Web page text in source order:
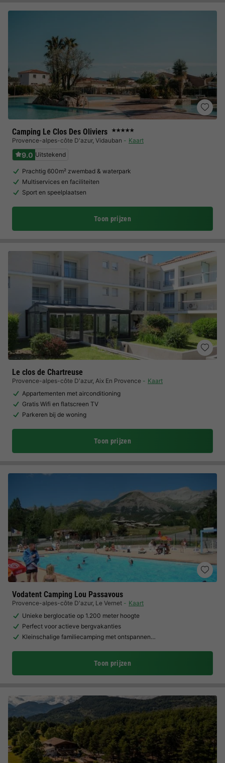
Camping Le Clos Des Oliviers ★★★★★
Provence-alpes-côte D'azur, Vidauban Kaart
9.0 Uitstekend
Prachtig 600m² zwembad & waterpark
Multiservices en faciliteiten
Sport en speelplaatsen
Toon prijzen
Le clos de Chartreuse
Provence-alpes-côte D'azur, Aix En Provence
Kaart
Appartementen met airconditioning
Gratis Wifi en flatscreen TV
Parkeren bij de woning
Toon prijzen
Vodatent Camping Lou Passavous
Provence-alpes-côte D'azur, Le Vernet
Kaart
Unieke berglocatie op 1.200 meter hoogte
Perfect voor actieve bergvakanties
Kleinschalige familiecamping met ontspannen…
Toon prijzen